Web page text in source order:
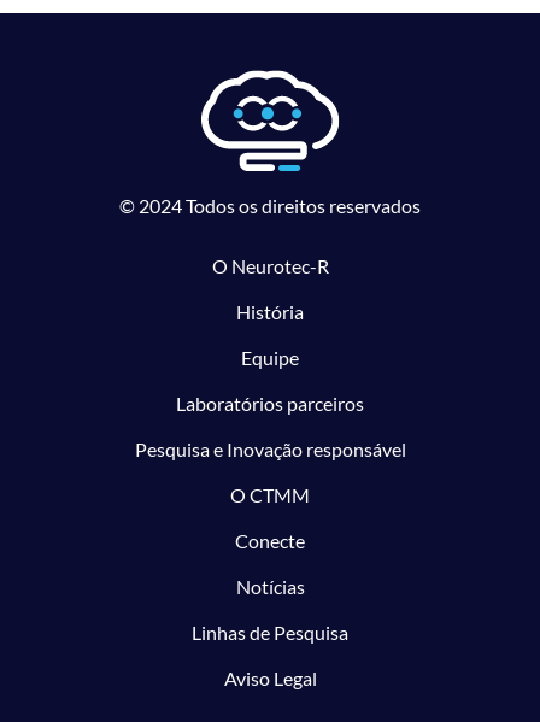
© 2024 Todos os direitos reservados
O Neurotec-R
História
Equipe
Laboratórios parceiros
Pesquisa e Inovação responsável
O CTMM
Conecte
Notícias
Linhas de Pesquisa
Aviso Legal